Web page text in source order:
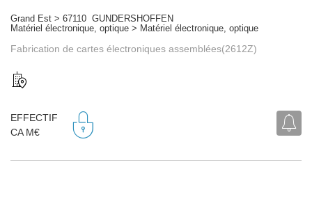
Grand Est > 67110 GUNDERSHOFFEN
Matériel électronique, optique > Matériel électronique, optique
Fabrication de cartes électroniques assemblées(2612Z)
EFFECTIF
CA M€